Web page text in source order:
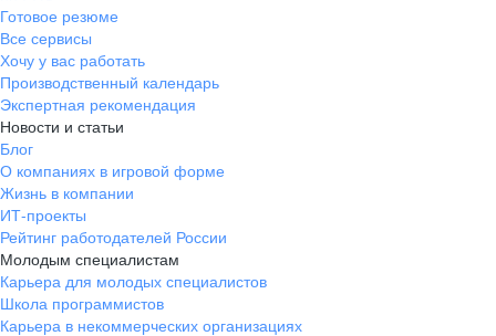
Готовое резюме
Все сервисы
Хочу у вас работать
Производственный календарь
Экспертная рекомендация
Новости и статьи
Блог
О компаниях в игровой форме
Жизнь в компании
ИТ-проекты
Рейтинг работодателей России
Молодым специалистам
Карьера для молодых специалистов
Школа программистов
Карьера в некоммерческих организациях